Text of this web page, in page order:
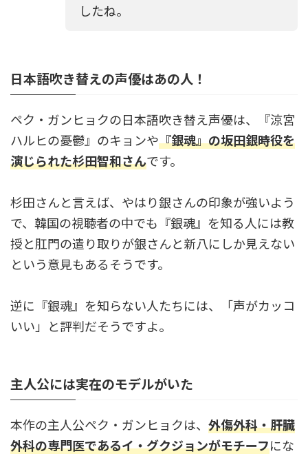
したね。
日本語吹き替えの声優はあの人！
ペク・ガンヒョクの日本語吹き替え声優は、『涼宮
ハルヒの憂鬱』のキョンや『銀魂』の坂田銀時役を
演じられた杉田智和さんです。
杉田さんと言えば、やはり銀さんの印象が強いよう
で、韓国の視聴者の中でも『銀魂』を知る人には教
授と肛門の遣り取りが銀さんと新八にしか見えない
という意見もあるそうです。
逆に『銀魂』を知らない人たちには、「声がカッコ
いい」と評判だそうですよ。
主人公には実在のモデルがいた
本作の主人公ペク・ガンヒョクは、 外傷外科・肝臓
外科の専門医であるイ・グクジョンがモチーフにな